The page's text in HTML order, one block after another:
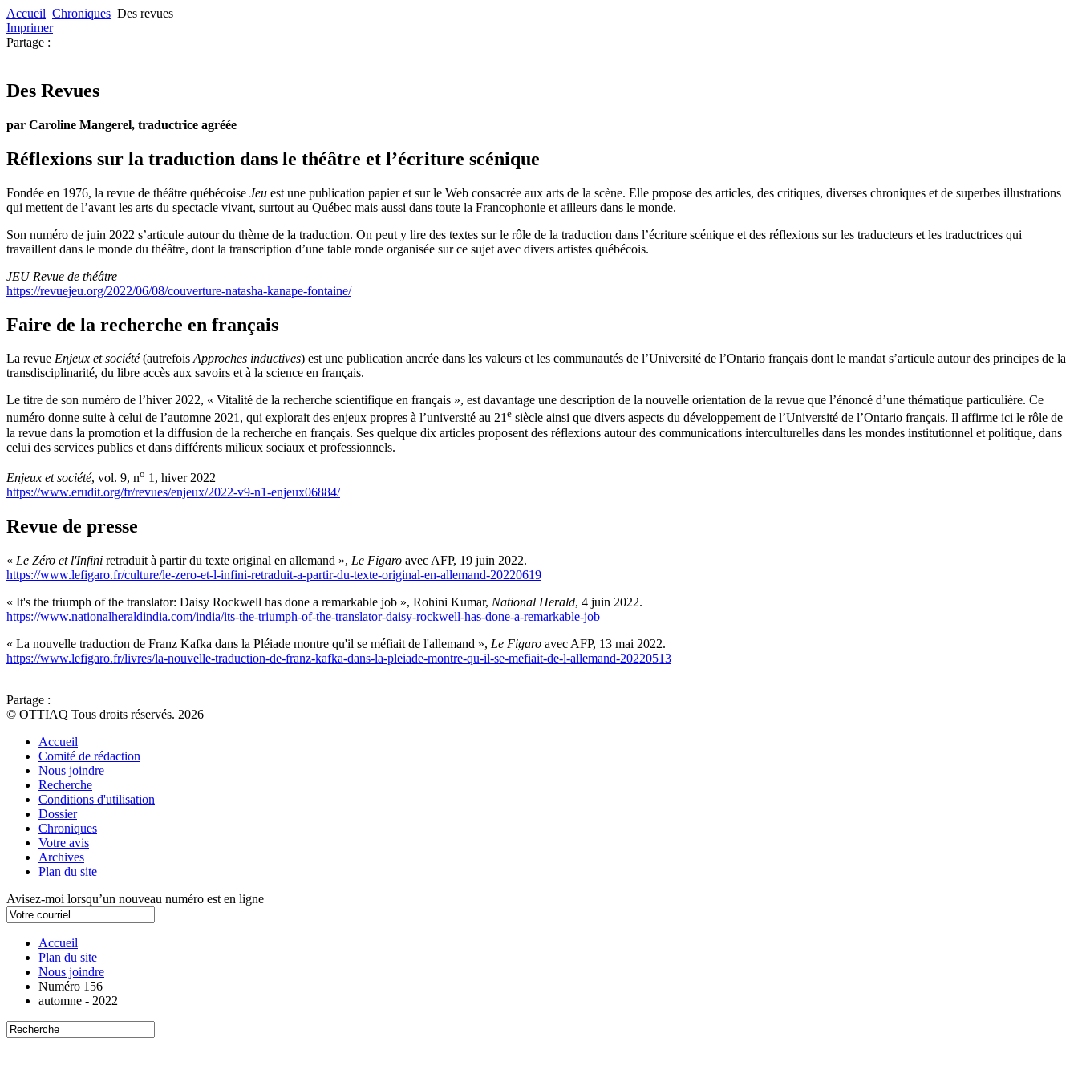
Accueil Chroniques Des revues
Imprimer
Partage :
Des Revues
par Caroline Mangerel, traductrice agréée
Réflexions sur la traduction dans le théâtre et l’écriture scénique
Fondée en 1976, la revue de théâtre québécoise Jeu est une publication papier et sur le Web consacrée aux arts de la scène. Elle propose des articles, des critiques, diverses chroniques et de superbes illustrations
qui mettent de l’avant les arts du spectacle vivant, surtout au Québec mais aussi dans toute la Francophonie et ailleurs dans le monde.
Son numéro de juin 2022 s’articule autour du thème de la traduction. On peut y lire des textes sur le rôle de la traduction dans l’écriture scénique et des réflexions sur les traducteurs et les traductrices qui
travaillent dans le monde du théâtre, dont la transcription d’une table ronde organisée sur ce sujet avec divers artistes québécois.
JEU Revue de théâtre
https://revuejeu.org/2022/06/08/couverture-natasha-kanape-fontaine/
Faire de la recherche en français
La revue Enjeux et société(autrefoisApproches inductives) est une publication ancrée dans les valeurs et les communautés de l’Université de l’Ontario français dont le mandat s’articule autour des principes de la
transdisciplinarité, du libre accès aux savoirs et à la science en français.
Le titre de son numéro de l’hiver 2022, « Vitalité de la recherche scientifique en français », est davantage une description de la nouvelle orientation de la revue que l’énoncé d’une thématique particulière. Ce
numéro donne suite à celui de l’automne 2021, qui explorait des enjeux propres à l’université au 21e siècle ainsi que divers aspects du développement de l’Université de l’Ontario français. Il affirme ici le rôle de
la revue dans la promotion et la diffusion de la recherche en français. Ses quelque dix articles proposent des réflexions autour des communications interculturelles dans les mondes institutionnel et politique, dans
celui des services publics et dans différents milieux sociaux et professionnels.
Enjeux et société, vol. 9, no 1, hiver 2022
https://www.erudit.org/fr/revues/enjeux/2022-v9-n1-enjeux06884/
Revue de presse
« Le Zéro et l'Infini retraduit à partir du texte original en allemand », Le Figaro avec AFP, 19 juin 2022.
https://www.lefigaro.fr/culture/le-zero-et-l-infini-retraduit-a-partir-du-texte-original-en-allemand-20220619
« It's the triumph of the translator: Daisy Rockwell has done a remarkable job », Rohini Kumar, National Herald, 4 juin 2022.
https://www.nationalheraldindia.com/india/its-the-triumph-of-the-translator-daisy-rockwell-has-done-a-remarkable-job
« La nouvelle traduction de Franz Kafka dans la Pléiade montre qu'il se méfiait de l'allemand », Le Figaro avec AFP, 13 mai 2022.
https://www.lefigaro.fr/livres/la-nouvelle-traduction-de-franz-kafka-dans-la-pleiade-montre-qu-il-se-mefiait-de-l-allemand-20220513
Partage :
© OTTIAQ Tous droits réservés. 2026
Accueil
Comité de rédaction
Nous joindre
Recherche
Conditions d'utilisation
Dossier
Chroniques
Votre avis
Archives
Plan du site
Avisez-moi lorsqu’un nouveau numéro est en ligne
Accueil
Plan du site
Nous joindre
Numéro 156
automne - 2022